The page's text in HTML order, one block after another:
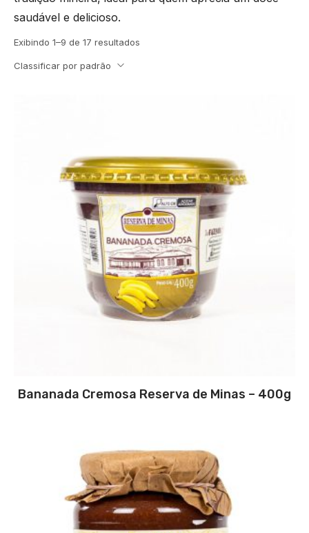
saudável e delicioso.
Exibindo 1–9 de 17 resultados
Classificar por padrão
Bananada Cremosa Reserva de Minas – 400g